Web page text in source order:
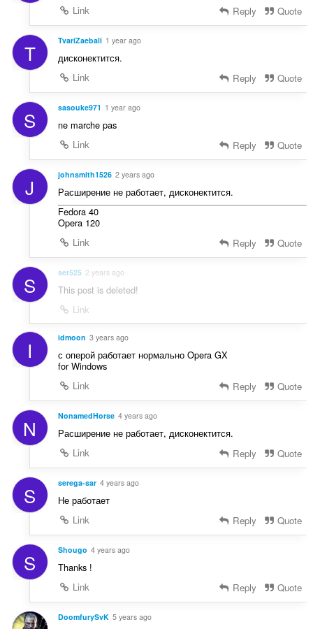
Link
Reply Quote
T TvariZaebali 1 year ago
дисконектится.
Link
Reply Quote
S sasouke971 1 year ago
ne marche pas
Link
Reply Quote
J johnsmith1526 2 years ago
Расширение не работает, дисконектится.
Fedora 40
Opera 120
Link
Reply Quote
S ser525 2 years ago
This post is deleted!
Link
I idmoon 3 years ago
с оперой работает нормально Opera GX
for Windows
Link
Reply Quote
N NonamedHorse 4 years ago
Расширение не работает, дисконектится.
Link
Reply Quote
S serega-sar 4 years ago
Не работает
Link
Reply Quote
S Shougo 4 years ago
Thanks !
Link
Reply Quote
DoomfurySvK 5 years ago